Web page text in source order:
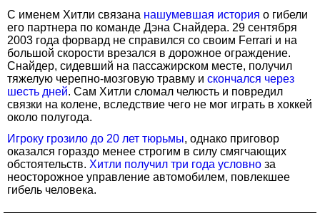
С именем Хитли связана нашумевшая история о гибели
его партнера по команде Дэна Снайдера. 29 сентября
2003 года форвард не справился со своим Ferrari и на
большой скорости врезался в дорожное ограждение.
Снайдер, сидевший на пассажирском месте, получил
тяжелую черепно-мозговую травму и скончался через
шесть дней. Сам Хитли сломал челюсть и повредил
связки на колене, вследствие чего не мог играть в хоккей
около полугода.
Игроку грозило до 20 лет тюрьмы, однако приговор
оказался гораздо менее строгим в силу смягчающих
обстоятельств. Хитли получил три года условно за
неосторожное управление автомобилем, повлекшее
гибель человека.